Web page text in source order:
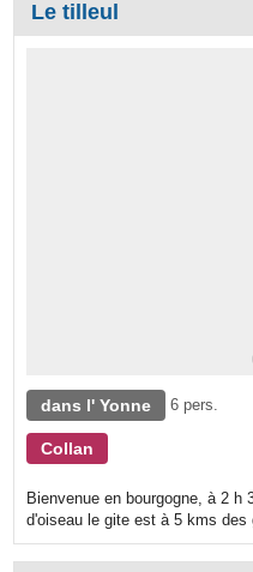
Le tilleul
dans l' Yonne 6 pers.
Collan
Bienvenue en bourgogne, à 2 h
d'oiseau le gite est à 5 kms des